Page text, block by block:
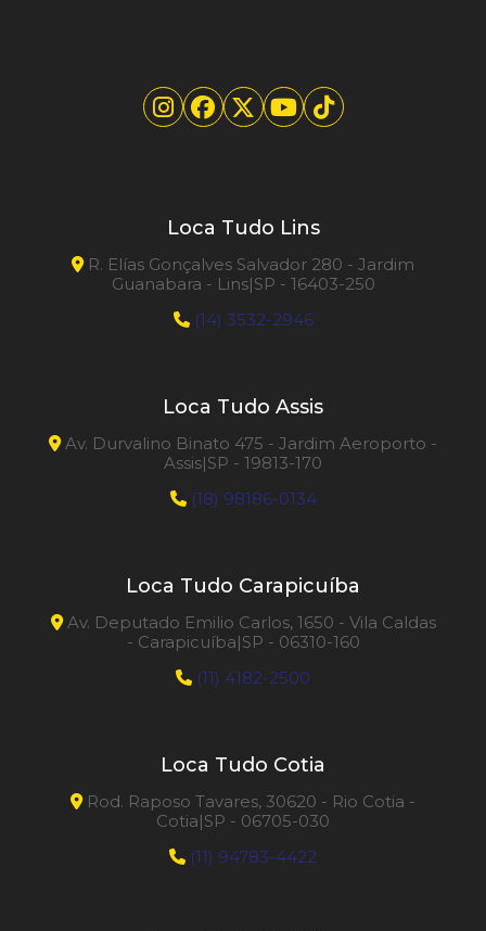
Loca Tudo Lins
R. Elías Gonçalves Salvador 280 - Jardim
Guanabara - Lins|SP - 16403-250
(14) 3532-2946
Loca Tudo Assis
Av. Durvalino Binato 475 - Jardim Aeroporto -
Assis|SP - 19813-170
(18) 98186-0134
Loca Tudo Carapicuíba
Av. Deputado Emilio Carlos, 1650 - Vila Caldas
- Carapicuíba|SP - 06310-160
(11) 4182-2500
Loca Tudo Cotia
Rod. Raposo Tavares, 30620 - Rio Cotia -
Cotia|SP - 06705-030
(11) 94783-4422